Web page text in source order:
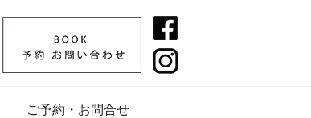
ご予約・お問合せ